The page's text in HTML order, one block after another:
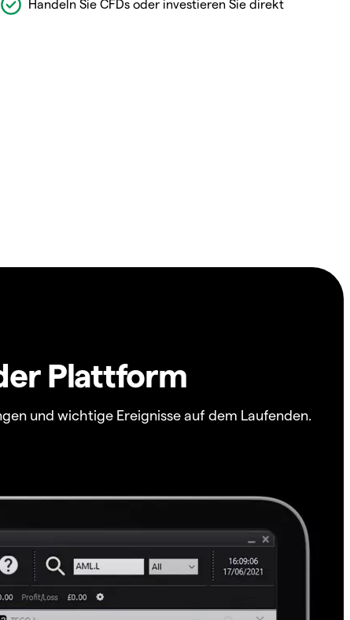
Handeln Sie CFDs oder investieren Sie direkt
Plattform
und wichtige Ereignisse auf dem Laufenden.